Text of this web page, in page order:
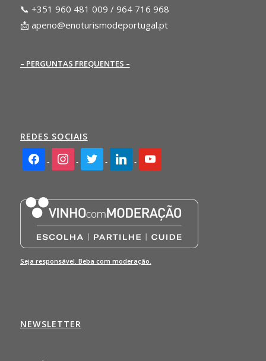
📞 +351 960 481 009 / 964 716 968
📩 apeno@enoturismodeportugal.pt
– PERGUNTAS FREQUENTES –
REDES SOCIAIS
facebook2instagramtwitter linkedin youtube
Seja responsável. Beba com moderação.
NEWSLETTER